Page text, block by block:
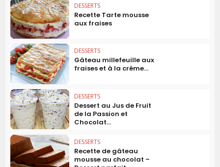
DESSERTS
Recette Tarte mousse
aux fraises
DESSERTS
Gâteau millefeuille aux
fraises et à la crème...
DESSERTS
Dessert au Jus de Fruit
de la Passion et
Chocolat...
DESSERTS
Recette de gâteau
mousse au chocolat –